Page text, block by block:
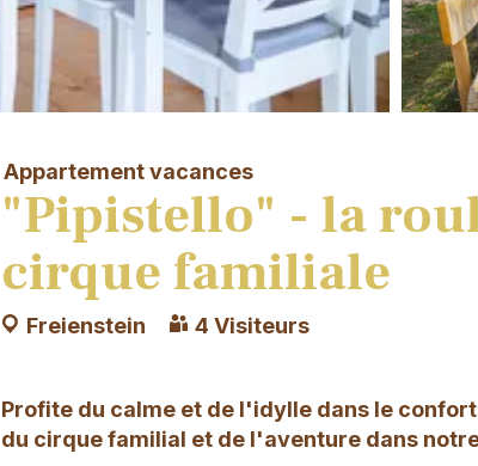
Appartement vacances
"Pipistello" - la
cirque familiale
Freienstein 4 Visiteurs
Profite du calme et de l'idylle dans le
du cirque familial et de l'aventure dans